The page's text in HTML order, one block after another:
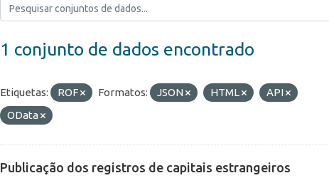
1 conjunto de dados encontrado
Etiquetas: ROF Formatos: JSON HTML
API
OData
Publicação dos registros de capitais estrangeiros